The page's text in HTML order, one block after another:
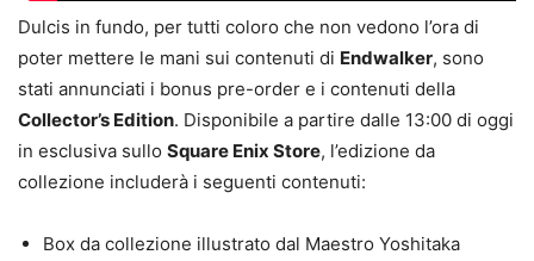
Dulcis in fundo, per tutti coloro che non vedono l’ora di
poter mettere le mani sui contenuti di Endwalker, sono
stati annunciati i bonus pre-order e i contenuti della
Collector’s Edition. Disponibile a partire dalle 13:00 di oggi
in esclusiva sullo Square Enix Store, l’edizione da
collezione includerà i seguenti contenuti:
Box da collezione illustrato dal Maestro Yoshitaka